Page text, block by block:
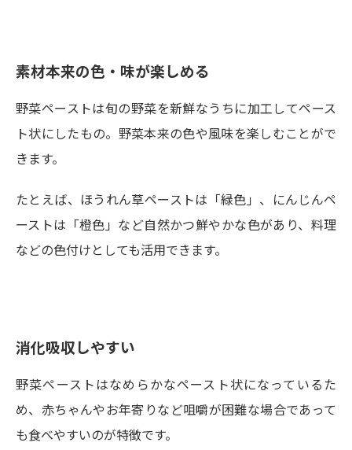
素材本来の色・味が楽しめる
野菜ペーストは旬の野菜を新鮮なうちに加工してペース
ト状にしたもの。野菜本来の色や風味を楽しむことがで
きます。
たとえば、ほうれん草ペーストは「緑色」、にんじんペ
ーストは「橙色」など自然かつ鮮やかな色があり、料理
などの色付けとしても活用できます。
消化吸収しやすい
野菜ペーストはなめらかなペースト状になっているた
め、赤ちゃんやお年寄りなど咀嚼が困難な場合であって
も食べやすいのが特徴です。